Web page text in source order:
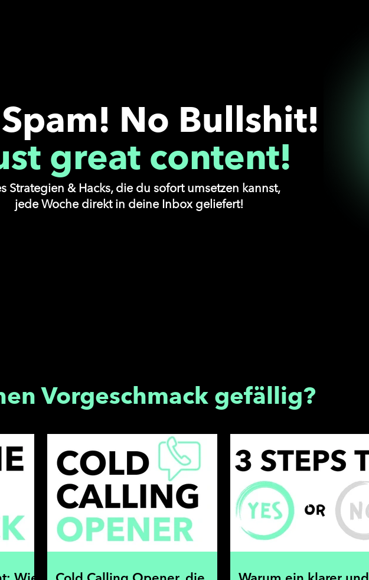
No Bullshit!
great content!
Strategien & Hacks, die du sofort umsetzen kannst,
jede Woche direkt in deine Inbox geliefert!
Vorgeschmack gefällig?